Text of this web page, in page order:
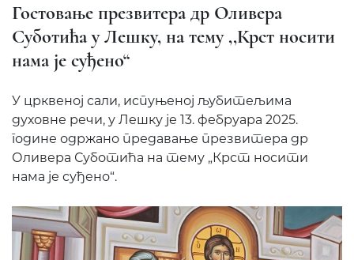
Гостовање презвитера др Оливера
Суботића у Лешку, на тему ,,Крст носити
нама је суђено“
У црквеној сали, испуњеној љубитељима
духовне речи, у Лешку је 13. фебруара 2025.
године одржано предавање презвитера др
Оливера Суботића на тему „Крст носити
нама је суђено“.